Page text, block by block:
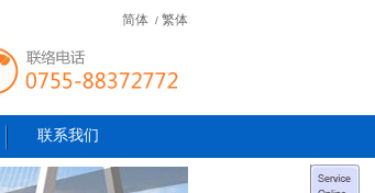
简体 / 繁体
联系我们